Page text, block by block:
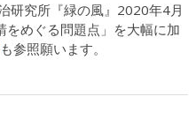
研究所『緑の風』2020年4月
めぐる問題点」を大幅に加
も参照願います。